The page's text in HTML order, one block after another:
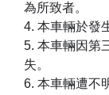
為所致者。
4. 本車輛於發
5. 本車輛因第
失。
6. 本車輛遭不